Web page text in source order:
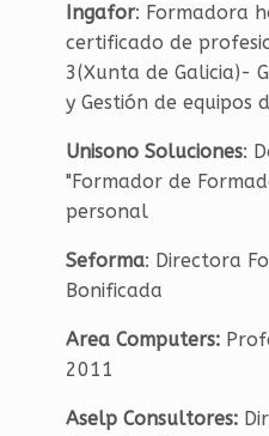
Ingafor: Formadora
certificado de
3(Xunta de Galicia)-
y Gestión de equipos
Unisono Soluciones:
"Formador de
personal
Seforma: Directora
Bonificada
Area Computers:
2011
Aselp Consultores: